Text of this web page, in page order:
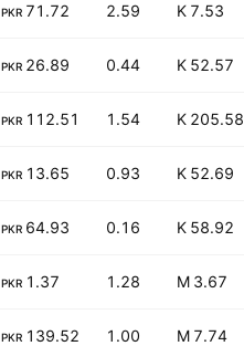
7.53 K
2.59
71.72 B
PKR
52.57 K
0.44
26.89 B
PKR
205.58 K
1.54
112.51 B
PKR
52.69 K
0.93
13.65 B
PKR
58.92 K
0.16
64.93 B
PKR
3.67 M
1.28
1.37 T
PKR
7.74 M
1.00
139.52 B
PKR